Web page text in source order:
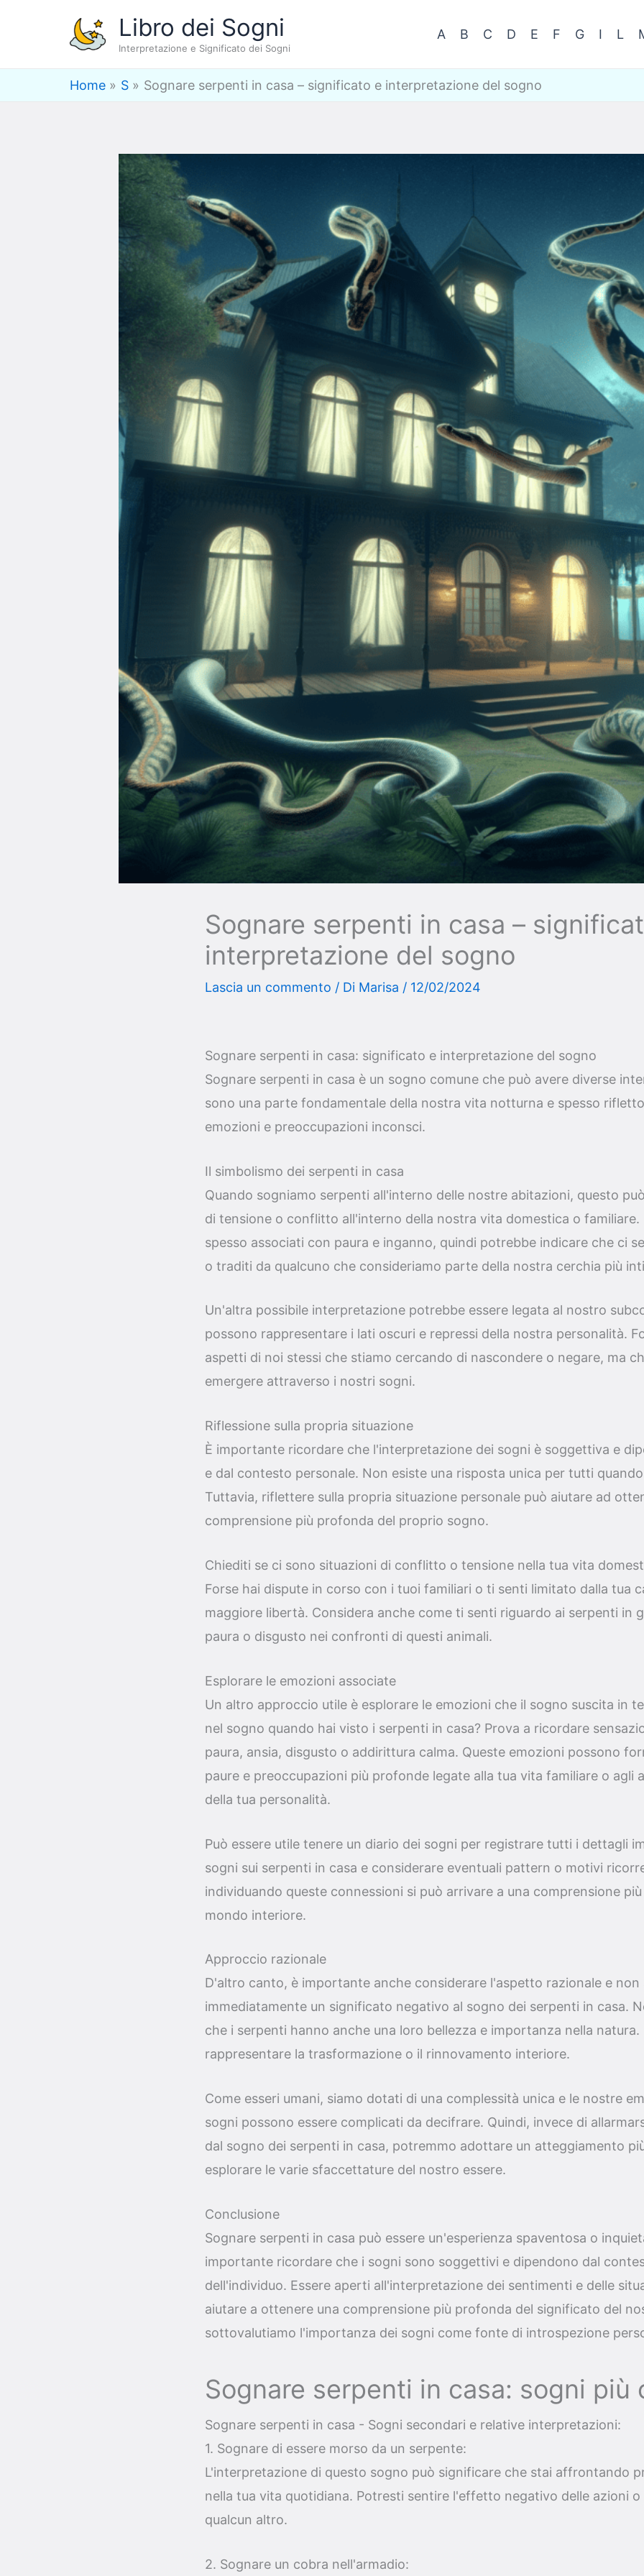
Libro dei Sogni
Interpretazione e Significato dei Sogni
A B C D E F G I L
Home S Sognare serpenti in casa – significato e interpretazione del sogno
Sognare serpenti in casa –
interpretazione del sogno
Lascia un commento / Di Marisa / 12/02/2024
Sognare serpenti in casa: significato e interpretazione del sogno
Sognare serpenti in casa è un sogno comune che può avere diverse
sono una parte fondamentale della nostra vita notturna e spesso
emozioni e preoccupazioni inconsci.
Il simbolismo dei serpenti in casa
Quando sogniamo serpenti all'interno delle nostre abitazioni, questo
di tensione o conflitto all'interno della nostra vita domestica o familiare.
spesso associati con paura e inganno, quindi potrebbe indicare che ci
o traditi da qualcuno che consideriamo parte della nostra cerchia più
Un'altra possibile interpretazione potrebbe essere legata al nostro
possono rappresentare i lati oscuri e repressi della nostra personalità.
aspetti di noi stessi che stiamo cercando di nascondere o negare, ma
emergere attraverso i nostri sogni.
Riflessione sulla propria situazione
È importante ricordare che l'interpretazione dei sogni è soggettiva e
e dal contesto personale. Non esiste una risposta unica per tutti
Tuttavia, riflettere sulla propria situazione personale può aiutare ad
comprensione più profonda del proprio sogno.
Chiediti se ci sono situazioni di conflitto o tensione nella tua vita
Forse hai dispute in corso con i tuoi familiari o ti senti limitato dalla tua
maggiore libertà. Considera anche come ti senti riguardo ai serpenti in
paura o disgusto nei confronti di questi animali.
Esplorare le emozioni associate
Un altro approccio utile è esplorare le emozioni che il sogno suscita in
nel sogno quando hai visto i serpenti in casa? Prova a ricordare
paura, ansia, disgusto o addirittura calma. Queste emozioni possono
paure e preoccupazioni più profonde legate alla tua vita familiare o agli
della tua personalità.
Può essere utile tenere un diario dei sogni per registrare tutti i dettagli
sogni sui serpenti in casa e considerare eventuali pattern o motivi
individuando queste connessioni si può arrivare a una comprensione
mondo interiore.
Approccio razionale
D'altro canto, è importante anche considerare l'aspetto razionale e
immediatamente un significato negativo al sogno dei serpenti in casa.
che i serpenti hanno anche una loro bellezza e importanza nella
rappresentare la trasformazione o il rinnovamento interiore.
Come esseri umani, siamo dotati di una complessità unica e le nostre
sogni possono essere complicati da decifrare. Quindi, invece di
dal sogno dei serpenti in casa, potremmo adottare un atteggiamento
esplorare le varie sfaccettature del nostro essere.
Conclusione
Sognare serpenti in casa può essere un'esperienza spaventosa o
importante ricordare che i sogni sono soggettivi e dipendono dal
dell'individuo. Essere aperti all'interpretazione dei sentimenti e delle
aiutare a ottenere una comprensione più profonda del significato del
sottovalutiamo l'importanza dei sogni come fonte di introspezione
Sognare serpenti in casa: sogni più
Sognare serpenti in casa - Sogni secondari e relative interpretazioni:
1. Sognare di essere morso da un serpente:
L'interpretazione di questo sogno può significare che stai affrontando
nella tua vita quotidiana. Potresti sentire l'effetto negativo delle azioni o
qualcun altro.
2. Sognare un cobra nell'armadio: